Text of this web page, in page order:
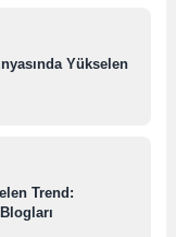
Yükselen
Trend: